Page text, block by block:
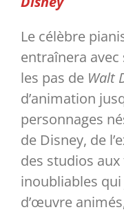
Le célèbre
entraînera
les pas de Walt
d’animation
personnages
de Disney, de
des studios
inoubliables
d’œuvre